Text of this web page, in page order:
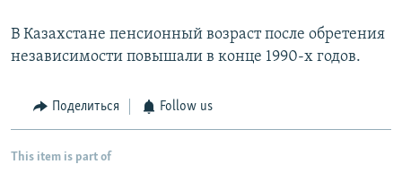
В Казахстане пенсионный возраст после обретения
независимости повышали в конце 1990-х годов.
Поделиться Follow us
This item is part of